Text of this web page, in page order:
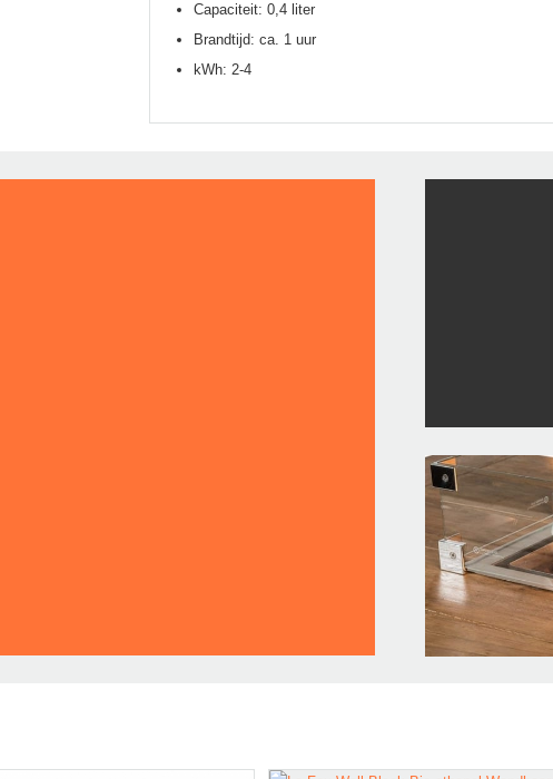
Capaciteit: 0,4 liter
Brandtijd: ca. 1 uur
kWh: 2-4